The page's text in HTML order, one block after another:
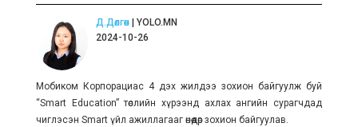
Д.Дөлгөөн| YOLO.MN
2024-10-26
Мобиком Корпорациас 4 дэх жилдээ зохион байгуулж буй
“Smart Education” төслийн хүрээнд ахлах ангийн сурагчдад
чиглэсэн Smart үйл ажиллагааг өнөөдөр зохион байгуулав.